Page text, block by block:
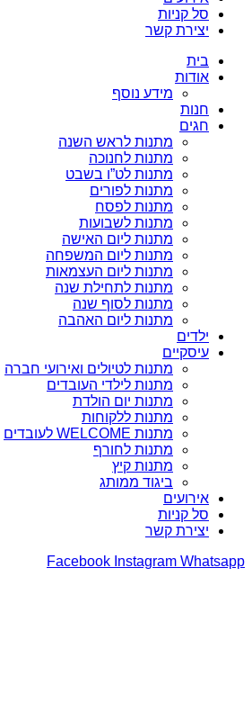
סל קניות
יצירת קשר
בית
אודות
מידע נוסף
חנות
חגים
מתנות לראש השנה
מתנות לחנוכה
מתנות לט”ו בשבט
מתנות לפורים
מתנות לפסח
מתנות לשבועות
מתנות ליום האישה
מתנות ליום המשפחה
מתנות ליום העצמאות
מתנות לתחילת שנה
מתנות לסוף שנה
מתנות ליום האהבה
ילדים
עיסקיים
מתנות לטיולים ואירועי חברה
מתנות לילדי העובדים
מתנות יום הולדת
מתנות ללקוחות
מתנות WELCOME לעובדים
מתנות לחורף
מתנות קיץ
ביגוד ממותג
אירועים
סל קניות
יצירת קשר
Facebook Instagram Whatsapp